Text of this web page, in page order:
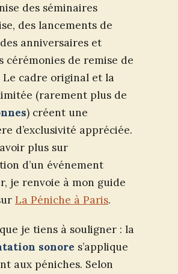
des séminaires
des lancements de
anniversaires et
cérémonies de remise de
Le cadre original et la
(rarement plus de
) créent une
d’exclusivité appréciée.
plus sur
d’un événement
je renvoie à mon guide
La Péniche à Paris.
je tiens à souligner : la
sonore s’applique
aux péniches. Selon